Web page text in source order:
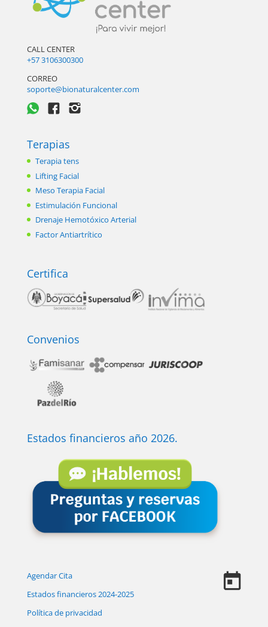
CALL CENTER
+57 3106300300
CORREO
soporte@bionaturalcenter.com
Terapias
Terapia tens
Lifting Facial
Meso Terapia Facial
Estimulación Funcional
Drenaje Hemotóxico Arterial
Factor Antiartrítico
Certifica
Convenios
Estados financieros año 2026.
Agendar Cita
Estados financieros 2024-2025
Política de privacidad